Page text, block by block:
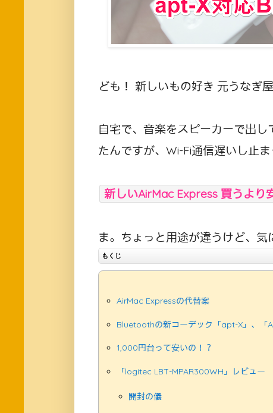
ども！ 新しいもの好き 元うなぎ
自宅で、音楽をスピーカーで出
たんですが、Wi-Fi通信遅いし止
新しいAirMac Express 買うより
ま。ちょっと用途が違うけど、気
もくじ
AirMac Expressの代替案
Bluetoothの新コーデック「apt-X」、「
1,000円台って安いの！？
「logitec LBT-MPAR300WH」レビュー
開封の儀